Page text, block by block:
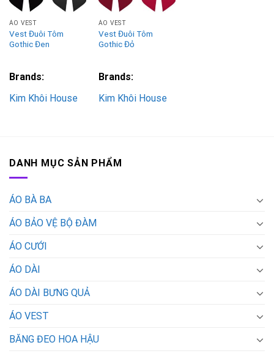
ÁO VEST
Vest Đuôi Tôm
Gothic Đen
Brands:
Kim Khôi House
ÁO VEST
Vest Đuôi Tôm
Gothic Đỏ
Brands:
Kim Khôi House
DANH MỤC SẢN PHẨM
ÁO BÀ BA
ÁO BẢO VỆ BỘ ĐÀM
ÁO CƯỚI
ÁO DÀI
ÁO DÀI BƯNG QUẢ
ÁO VEST
BĂNG ĐEO HOA HẬU